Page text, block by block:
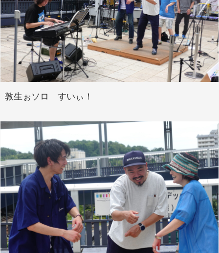
敦生ぉソロ すいぃ！